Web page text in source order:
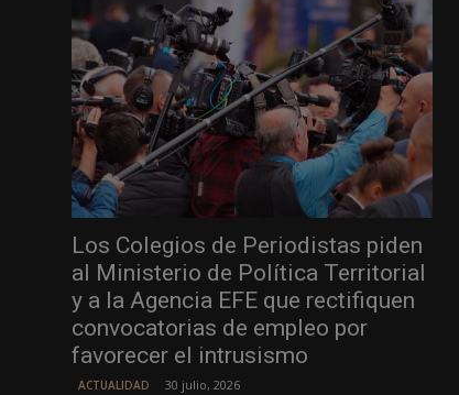
Los Colegios de Periodistas piden
al Ministerio de Política Territorial
y a la Agencia EFE que rectifiquen
convocatorias de empleo por
favorecer el intrusismo
ACTUALIDAD 30 julio, 2026